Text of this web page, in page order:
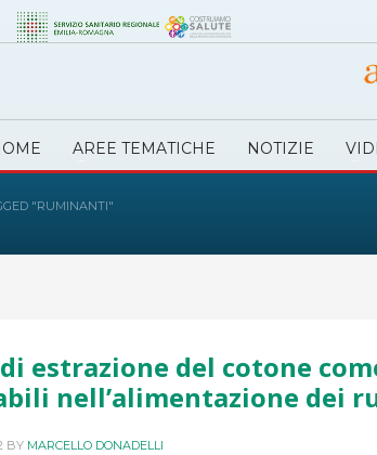
AREE TEMATICHE NOTIZIE
"RUMINANTI"
estrazione del cotone
nell’alimentazione dei
BY MARCELLO DONADELLI